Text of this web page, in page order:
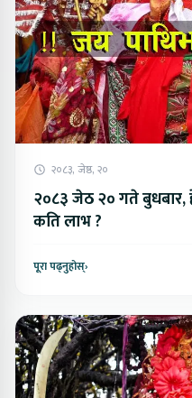
२०८३, जेष्ठ, २०
२०८३ जेठ २० गते बुधबार,
कति लाभ ?
पूरा पढ्नुहोस्›